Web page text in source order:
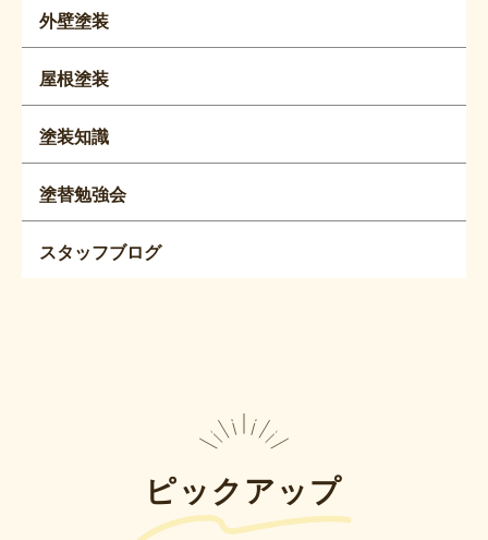
外壁塗装
屋根塗装
塗装知識
塗替勉強会
スタッフブログ
ピックアップ